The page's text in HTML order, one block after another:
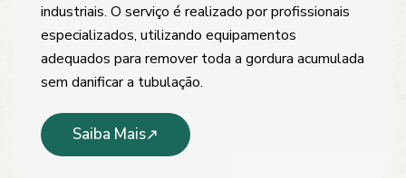
industriais. O serviço é realizado por profissionais
especializados, utilizando equipamentos
adequados para remover toda a gordura acumulada
sem danificar a tubulação.
Saiba Mais